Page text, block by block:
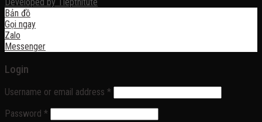
Bản đồ
Gọi ngay
Zalo
Messenger
Login
Username or email address *
Password *